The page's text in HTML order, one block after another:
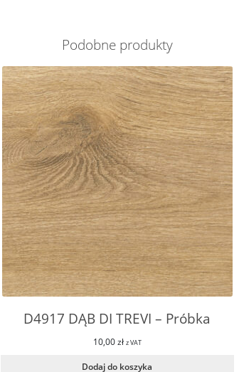
Podobne produkty
D4917 DĄB DI TREVI – Próbka
10,00zł z VAT
Dodaj do koszyka